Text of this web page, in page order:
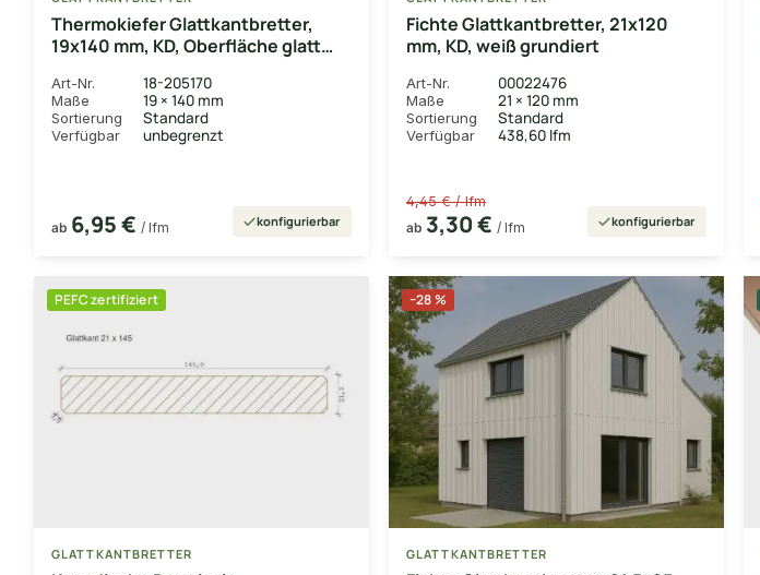
Thermokiefer Glattkantbretter,
19x140 mm, KD, Oberfläche glatt
Art-Nr. 18-205170
Maße 19 × 140 mm
Sortierung Standard
Verfügbar unbegrenzt
ab 6,95 € / lfm konfigurierbar
Fichte Glattkantbretter, 21x120
mm, KD, weiß grundiert
Art-Nr. 00022476
Maße 21 × 120 mm
Sortierung Standard
Verfügbar 438,60 lfm
4,45 € / lfm
ab 3,30 € / lfm konfigurierbar
PEFC zertifiziert
GLATTKANTBRETTER
−28 %
GLATTKANTBRETTER